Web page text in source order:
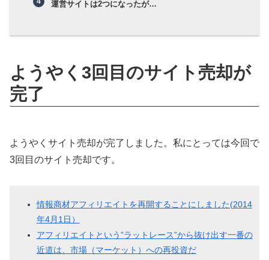
運営サイトは2つになったが…
ようやく3回目のサイト売却が
完了
ようやくサイト売却が完了しました。私にとっては今回で
3回目のサイト売却です。
情報商材アフィリエイトを再開することにしました(2014
年4月1日）
アフィリエイトという”ラットレース”から抜け出す一番の
近道は、市場（マーケット）への再投資だ